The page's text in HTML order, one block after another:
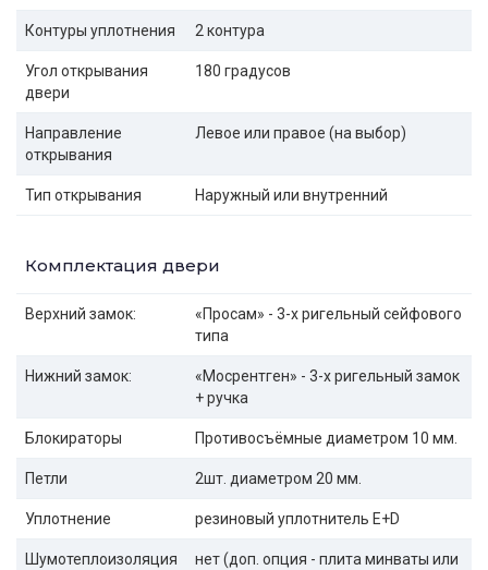
Контуры уплотнения 2 контура
Угол открывания
двери
180 градусов
Направление
открывания
Левое или правое (на выбор)
Тип открывания Наружный или внутренний
Комплектация двери
Верхний замок:
«Просам» - 3-х ригельный сейфового
типа
Нижний замок:
«Мосрентген» - 3-х ригельный замок
+ ручка
Блокираторы Противосъёмные диаметром 10 мм.
Петли 2шт. диаметром 20 мм.
Уплотнение резиновый уплотнитель E+D
Шумотеплоизоляция
нет (доп. опция - плита минваты или